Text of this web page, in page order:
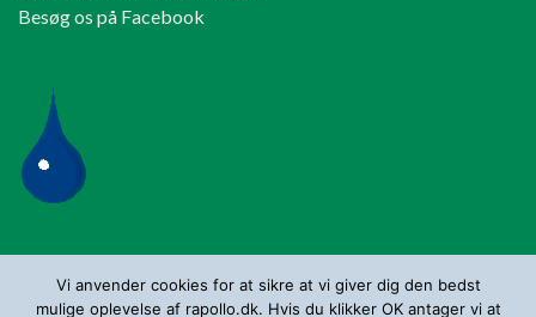
Besøg os på Facebook
Vi anvender cookies for at sikre at vi giver dig den bedst
mulige oplevelse af rapollo.dk. Hvis du klikker OK antager vi at